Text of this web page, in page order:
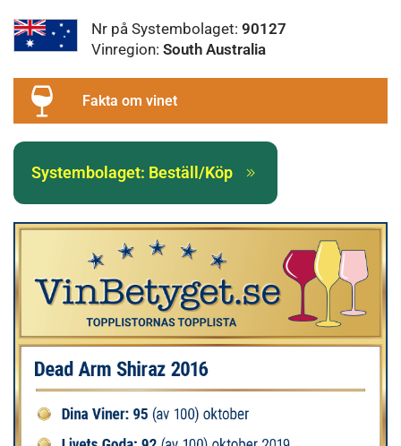
Nr på Systembolaget: 90127
Vinregion: South Australia
Fakta om vinet
Systembolaget: Beställ/Köp